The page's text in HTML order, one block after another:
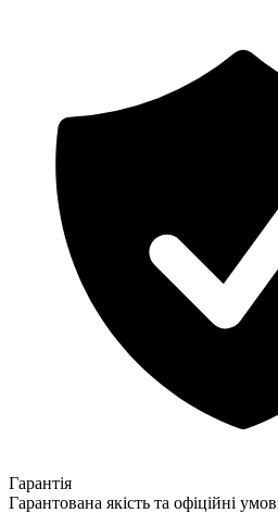
Гарантія
Гарантована якість та офіційні